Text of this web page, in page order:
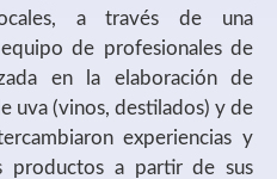
a través de una
de profesionales de
en la elaboración de
uva (vinos, destilados) y de
experiencias y
productos a partir de sus